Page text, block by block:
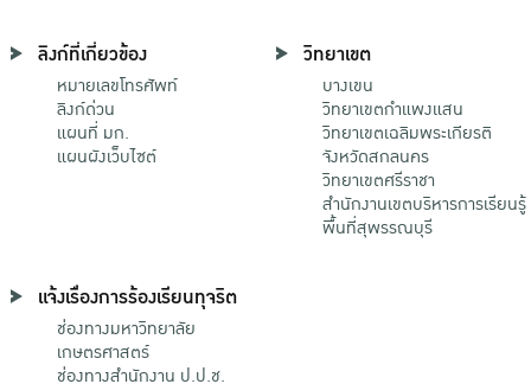
ลิงก์ที่เกี่ยวข้อง
หมายเลขโทรศัพท์
ลิงก์ด่วน
แผนที่ มก.
แผนผังเว็บไซต์
วิทยาเขต
บางเขน
วิทยาเขตกําแพงแสน
วิทยาเขตเฉลิมพระเกียรติ
จังหวัดสกลนคร
วิทยาเขตศรีราชา
สำนักงานเขตบริหารการเรียนรู้
พื้นที่สุพรรณบุรี
แจ้งเรื่องการร้องเรียนทุจริต
ช่องทางมหาวิทยาลัย
เกษตรศาสตร์
ช่องทางสำนักงาน ป.ป.ช.